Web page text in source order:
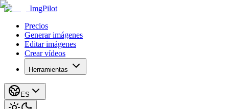
ImgPilot
Precios
Generar imágenes
Editar imágenes
Crear vídeos
Herramientas
ES